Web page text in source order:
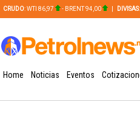
CRUDO: WTI 86,97 - BRENT 94,00 DIVISAS
Home Noticias Eventos